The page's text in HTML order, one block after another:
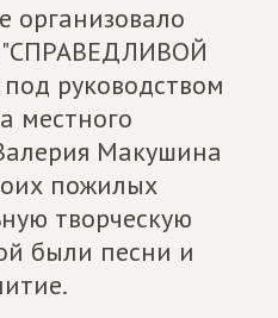
организовало
"СПРАВЕДЛИВОЙ
руководством
местного
Макушина
пожилых
творческую
были песни и